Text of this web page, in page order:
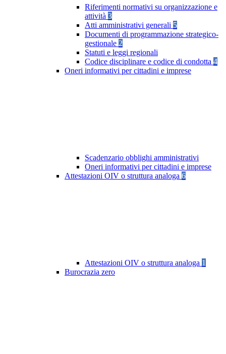
Riferimenti normativi su organizzazione e
attività 3
Atti amministrativi generali 5
Documenti di programmazione strategico-
gestionale 2
Statuti e leggi regionali
Codice disciplinare e codice di condotta 4
Oneri informativi per cittadini e imprese
Scadenzario obblighi amministrativi
Oneri informativi per cittadini e imprese
Attestazioni OIV o struttura analoga 6
Attestazioni OIV o struttura analoga 1
Burocrazia zero